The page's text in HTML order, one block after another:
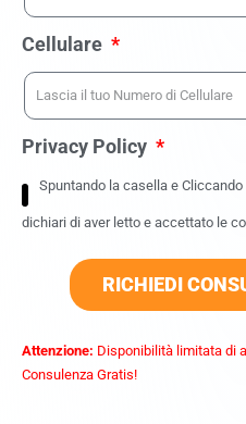
Cellulare
Privacy Policy
Spuntando la casella e
dichiari di aver letto e accettato le
RICHIEDI
Attenzione: Disponibilità limitata di
Consulenza Gratis!